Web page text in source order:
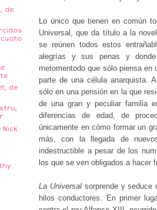
de
de
Lo único que tienen en común
Universal, que da título a la
se reúnen todos estos
alegrías y sus penas y
metomentodo que sólo piensa
parte de una célula anarquista.
sólo en una pensión en la que
de una gran y peculiar familia
diferencias de edad, de
únicamente en cómo formar un
más, con la llegada de
indestructible a pesar de los
los que se ven obligados a hacer
La Universalsorprende y seduce
hilos conductores. En primer